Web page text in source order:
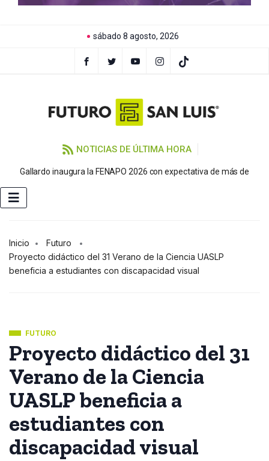
sábado 8 agosto, 2026
NOTICIAS DE ÚLTIMA HORA
Gallardo inaugura la FENAPO 2026 con expectativa de más de
Inicio
Futuro
Proyecto didáctico del 31 Verano de la Ciencia UASLP
beneficia a estudiantes con discapacidad visual
FUTURO
Proyecto didáctico del 31
Verano de la Ciencia
UASLP beneficia a
estudiantes con
discapacidad visual